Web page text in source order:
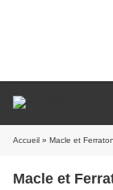
Accueil » Macle et
Macle et